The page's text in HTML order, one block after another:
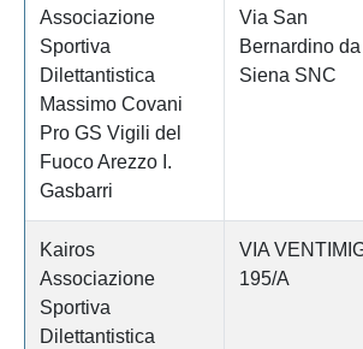
Associazione
Sportiva
Dilettantistica
Massimo Covani
Pro GS Vigili del
Fuoco Arezzo I.
Gasbarri
Via San
Bernardino da
Siena SNC
Kairos
Associazione
Sportiva
Dilettantistica
VIA
195/A